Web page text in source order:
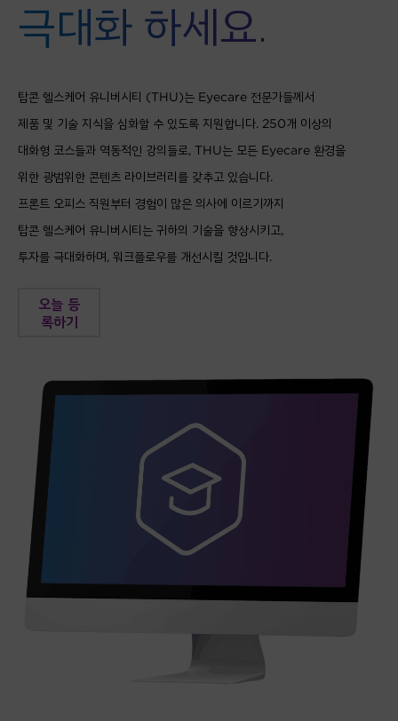
극대화 하세요.
탑콘 헬스케어 유니버시티 (THU)는 Eyecare 전문가들께서
제품 및 기술 지식을 심화할 수 있도록 지원합니다. 250개 이상의
대화형 코스들과 역동적인 강의들로, THU는 모든 Eyecare 환경을
위한 광범위한 콘텐츠 라이브러리를 갖추고 있습니다.
프론트 오피스 직원부터 경험이 많은 의사에 이르기까지
탑콘 헬스케어 유니버시티는 귀하의 기술을 향상시키고,
투자를 극대화하며, 워크플로우를 개선시킬 것입니다.
오늘 등
록하기